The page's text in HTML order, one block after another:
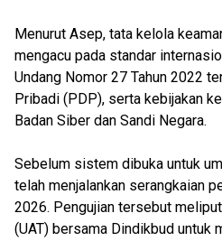
Menurut Asep, tata kelola
mengacu pada standar
Undang Nomor 27 Tahun 2022
Pribadi (PDP), serta kebijakan
Badan Siber dan Sandi Negara.
Sebelum sistem dibuka untuk
telah menjalankan serangkaian
2026. Pengujian tersebut
(UAT) bersama Dindikbud untuk